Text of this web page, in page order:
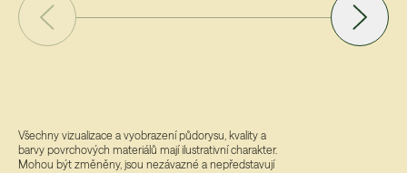
Všechny vizualizace a vyobrazení půdorysu, kvality a
barvy povrchových materiálů mají ilustrativní charakter.
Mohou být změněny, jsou nezávazné a nepředstavují